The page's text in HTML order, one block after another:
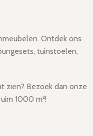
Ontdek ons
tuinstoelen,
zien? Bezoek dan onze
1000 m²!